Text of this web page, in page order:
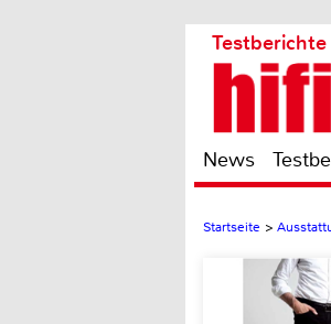
News
Startseite >